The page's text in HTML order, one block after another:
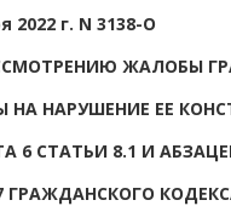
2022 г. N 3138-О
ЖАЛОБЫ
НА НАРУШЕНИЕ ЕЕ
6 СТАТЬИ 8.1 И
ГРАЖДАНСКОГО